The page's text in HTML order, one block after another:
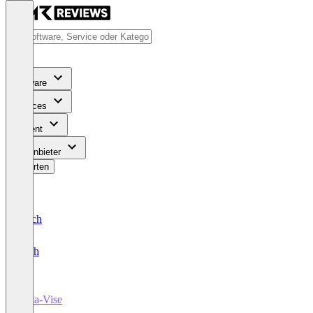
Software
Services
Content
Für Anbieter
Bewerten
Deutsch
English
Data-Vise